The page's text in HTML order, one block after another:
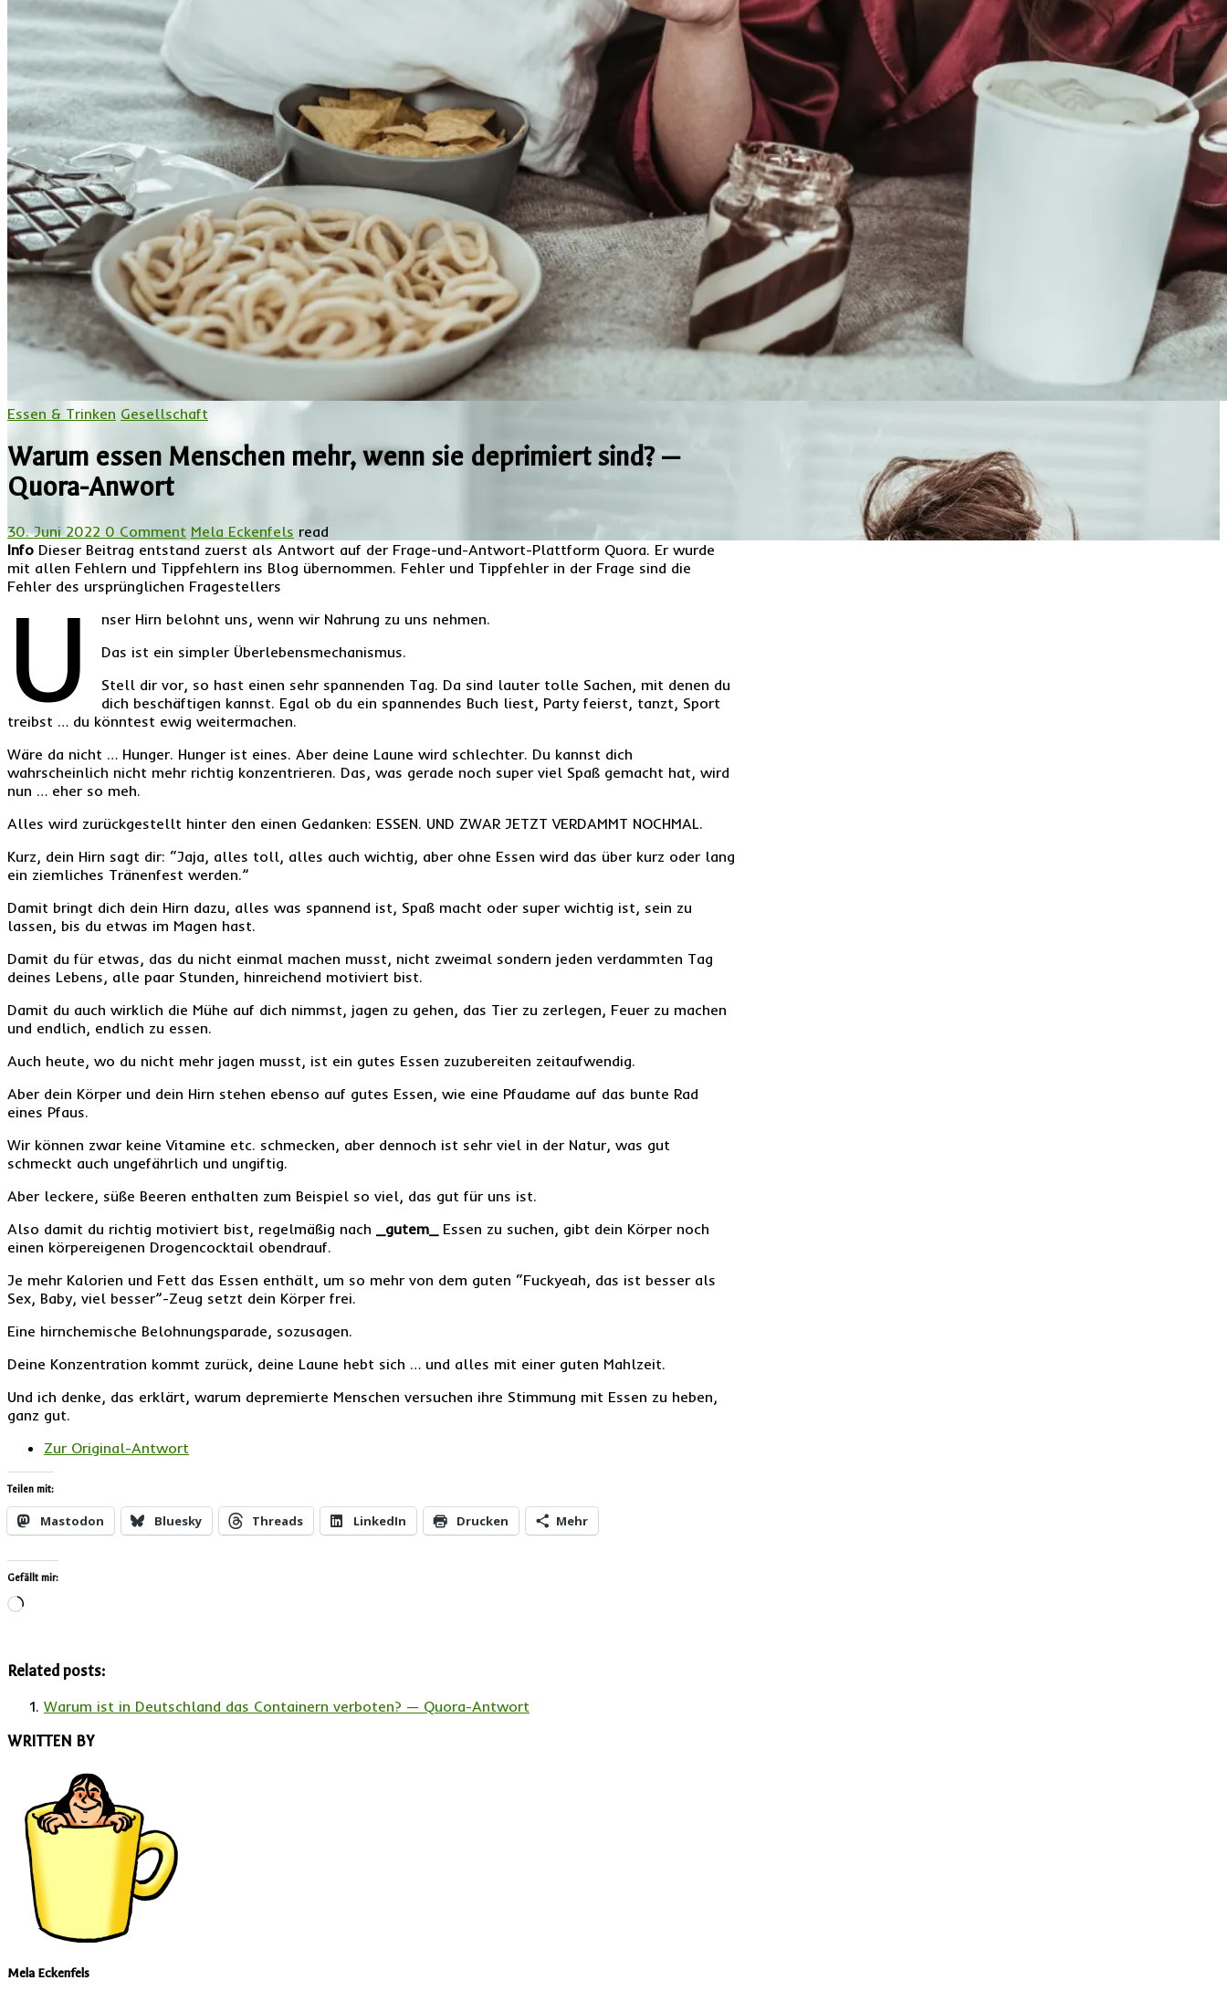
Essen & Trinken Gesellschaft
Warum essen Menschen mehr, wenn sie deprimiert sind? —
Quora-Anwort
30. Juni 2022 0 Comment Mela Eckenfels read
Info Dieser Beitrag entstand zuerst als Antwort auf der Frage-und-Antwort-Plattform Quora. Er wurde
mit allen Fehlern und Tippfehlern ins Blog übernommen. Fehler und Tippfehler in der Frage sind die
Fehler des ursprünglichen Fragestellers
U
nser Hirn belohnt uns, wenn wir Nahrung zu uns nehmen.
Das ist ein simpler Überlebensmechanismus.
Stell dir vor, so hast einen sehr spannenden Tag. Da sind lauter tolle Sachen, mit denen du
dich beschäftigen kannst. Egal ob du ein spannendes Buch liest, Party feierst, tanzt, Sport
treibst … du könntest ewig weitermachen.
Wäre da nicht … Hunger. Hunger ist eines. Aber deine Laune wird schlechter. Du kannst dich
wahrscheinlich nicht mehr richtig konzentrieren. Das, was gerade noch super viel Spaß gemacht hat, wird
nun … eher so meh.
Alles wird zurückgestellt hinter den einen Gedanken: ESSEN. UND ZWAR JETZT VERDAMMT NOCHMAL.
Kurz, dein Hirn sagt dir: “Jaja, alles toll, alles auch wichtig, aber ohne Essen wird das über kurz oder lang
ein ziemliches Tränenfest werden.”
Damit bringt dich dein Hirn dazu, alles was spannend ist, Spaß macht oder super wichtig ist, sein zu
lassen, bis du etwas im Magen hast.
Damit du für etwas, das du nicht einmal machen musst, nicht zweimal sondern jeden verdammten Tag
deines Lebens, alle paar Stunden, hinreichend motiviert bist.
Damit du auch wirklich die Mühe auf dich nimmst, jagen zu gehen, das Tier zu zerlegen, Feuer zu machen
und endlich, endlich zu essen.
Auch heute, wo du nicht mehr jagen musst, ist ein gutes Essen zuzubereiten zeitaufwendig.
Aber dein Körper und dein Hirn stehen ebenso auf gutes Essen, wie eine Pfaudame auf das bunte Rad
eines Pfaus.
Wir können zwar keine Vitamine etc. schmecken, aber dennoch ist sehr viel in der Natur, was gut
schmeckt auch ungefährlich und ungiftig.
Aber leckere, süße Beeren enthalten zum Beispiel so viel, das gut für uns ist.
Also damit du richtig motiviert bist, regelmäßig nach
_gutem_
Essen zu suchen, gibt dein Körper noch
einen körpereigenen Drogencocktail obendrauf.
Je mehr Kalorien und Fett das Essen enthält, um so mehr von dem guten “Fuckyeah, das ist besser als
Sex, Baby, viel besser”-Zeug setzt dein Körper frei.
Eine hirnchemische Belohnungsparade, sozusagen.
Deine Konzentration kommt zurück, deine Laune hebt sich … und alles mit einer guten Mahlzeit.
Und ich denke, das erklärt, warum depremierte Menschen versuchen ihre Stimmung mit Essen zu heben,
ganz gut.
Zur Original-Antwort
Teilen mit:
Mastodon Bluesky Threads LinkedIn Drucken Mehr
Gefällt mir:
Wird
Related posts:
Warum ist in Deutschland das Containern verboten? — Quora-Antwort
WRITTEN BY
Mela Eckenfels